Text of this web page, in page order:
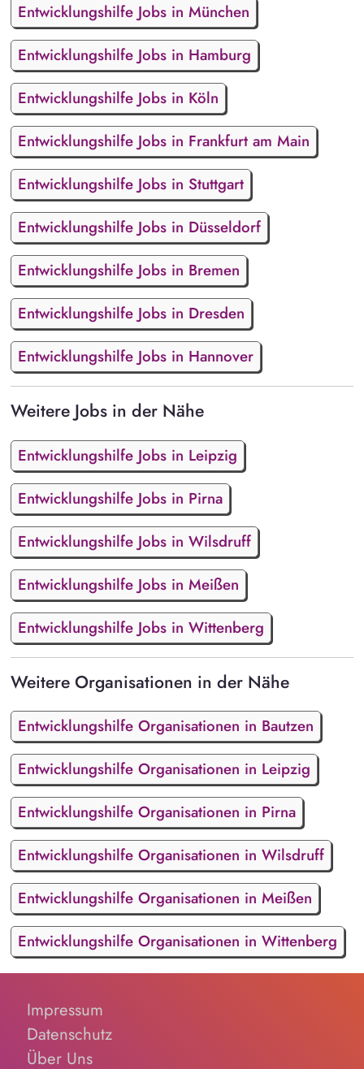
Entwicklungshilfe Jobs in München
Entwicklungshilfe Jobs in Hamburg
Entwicklungshilfe Jobs in Köln
Entwicklungshilfe Jobs in Frankfurt am Main
Entwicklungshilfe Jobs in Stuttgart
Entwicklungshilfe Jobs in Düsseldorf
Entwicklungshilfe Jobs in Bremen
Entwicklungshilfe Jobs in Dresden
Entwicklungshilfe Jobs in Hannover
Weitere Jobs in der Nähe
Entwicklungshilfe Jobs in Leipzig
Entwicklungshilfe Jobs in Pirna
Entwicklungshilfe Jobs in Wilsdruff
Entwicklungshilfe Jobs in Meißen
Entwicklungshilfe Jobs in Wittenberg
Weitere Organisationen in der Nähe
Entwicklungshilfe Organisationen in Bautzen
Entwicklungshilfe Organisationen in Leipzig
Entwicklungshilfe Organisationen in Pirna
Entwicklungshilfe Organisationen in Wilsdruff
Entwicklungshilfe Organisationen in Meißen
Entwicklungshilfe Organisationen in Wittenberg
Impressum
Datenschutz
Über Uns